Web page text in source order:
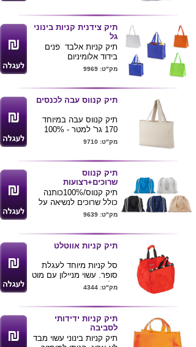
עשוי בד פולאסטר
גודל -13*32*40
אורך ידית 51
ניתן למתג לוגו של הלקוח
תיק צידנית קניות בינוני
גל
תיק קניות אלבד פנים
בידוד אלומיניום
חוסכים בשקיות תיק רב
מידות 30X35X15 ס"מ
מגיע במגוון צבעים
ניתן למתג לוגו של הלקוח
מק"ט: 9969
תיק קנווס עבה לכנסים
תיק קנווס עבה במיוחד
170 גר' למטר - 100%
כותנה , רצוטעות כתף
מידת התיק : 38X36X6
ס"מ
ניתן להדפיס לוגו ע"ג
המוצר
מתאים לשימוש חוזר
מק"ט: 9710
תיק קנווס
שרוכים+רצועות
תיק קנווס/100%כותנה
כולל שרוכים לנשיאה על
הגב
לשימוש גם כתיק קניות
גודל תיק 38*42
מגיע במבחר צבעים
ניתן למתג לוגו של הלקוח
מק"ט: 9639
תיק קניות אווטלט
סל קניות מיוחד לעגלת
סופר. עשוי מניילון עם מוט
ושרוול אריזה. סל ידידותי
לסביבה.
מק"ט: 4344
תיק קניות ידידותי
לסביבה
תיק קניות בינוני עשוי מבד